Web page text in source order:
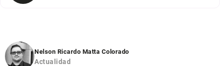
Nelson Ricardo Matta Colorado
Actualidad